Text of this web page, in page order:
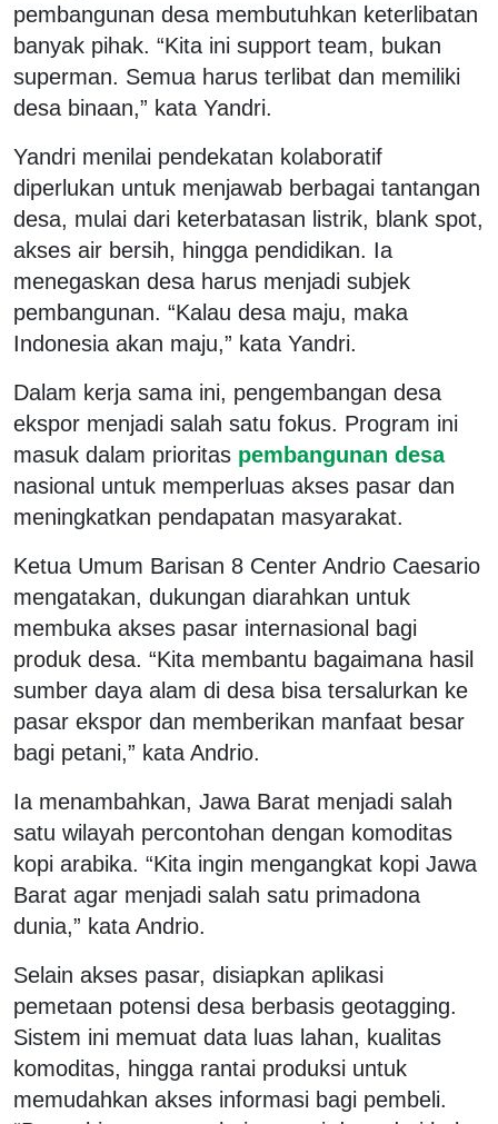
pembangunan desa membutuhkan keterlibatan
banyak pihak. “Kita ini support team, bukan
superman. Semua harus terlibat dan memiliki
desa binaan,” kata Yandri.
Yandri menilai pendekatan kolaboratif
diperlukan untuk menjawab berbagai tantangan
desa, mulai dari keterbatasan listrik, blank spot,
akses air bersih, hingga pendidikan. Ia
menegaskan desa harus menjadi subjek
pembangunan. “Kalau desa maju, maka
Indonesia akan maju,” kata Yandri.
Dalam kerja sama ini, pengembangan desa
ekspor menjadi salah satu fokus. Program ini
masuk dalam prioritas pembangunan desa
nasional untuk memperluas akses pasar dan
meningkatkan pendapatan masyarakat.
Ketua Umum Barisan 8 Center Andrio Caesario
mengatakan, dukungan diarahkan untuk
membuka akses pasar internasional bagi
produk desa. “Kita membantu bagaimana hasil
sumber daya alam di desa bisa tersalurkan ke
pasar ekspor dan memberikan manfaat besar
bagi petani,” kata Andrio.
Ia menambahkan, Jawa Barat menjadi salah
satu wilayah percontohan dengan komoditas
kopi arabika. “Kita ingin mengangkat kopi Jawa
Barat agar menjadi salah satu primadona
dunia,” kata Andrio.
Selain akses pasar, disiapkan aplikasi
pemetaan potensi desa berbasis geotagging.
Sistem ini memuat data luas lahan, kualitas
komoditas, hingga rantai produksi untuk
memudahkan akses informasi bagi pembeli.